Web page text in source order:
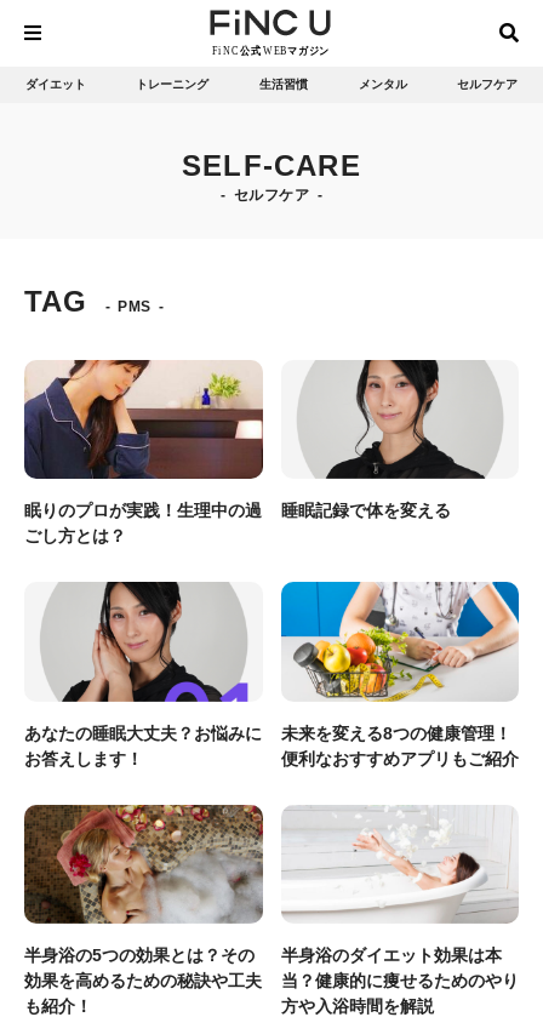
ダイエット トレーニング 生活習慣 メンタル セルフケア
SELF-CARE
セルフケア
TAG PMS
眠りのプロが実践！生理中の過
ごし方とは？
睡眠記録で体を変える
あなたの睡眠大丈夫？お悩みに
お答えします！
未来を変える8つの健康管理！
便利なおすすめアプリもご紹介
半身浴の5つの効果とは？その
効果を高めるための秘訣や工夫
も紹介！
半身浴のダイエット効果は本
当？健康的に痩せるためのやり
方や入浴時間を解説